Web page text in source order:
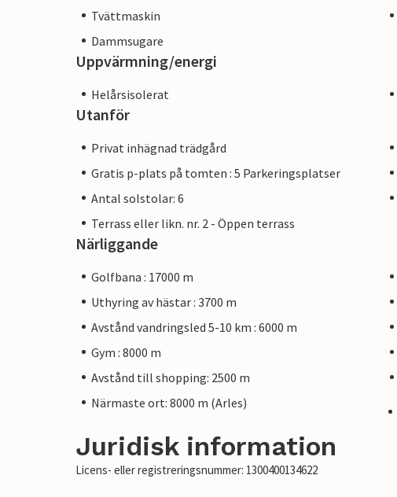
Tvättmaskin
Dammsugare
Uppvärmning/energi
Helårsisolerat
Utanför
Privat inhägnad trädgård
Gratis p-plats på tomten : 5 Parkeringsplatser
Antal solstolar: 6
Terrass eller likn. nr. 2 - Öppen terrass
Närliggande
Golfbana : 17000 m
Uthyring av hästar : 3700 m
Avstånd vandringsled 5-10 km : 6000 m
Gym : 8000 m
Avstånd till shopping: 2500 m
Närmaste ort: 8000 m (Arles)
Juridisk information
Licens- eller registreringsnummer: 1300400134622